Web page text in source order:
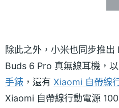
除此之外，小米也同步推出
Buds 6 Pro 真無線耳機，
手錶 ，還有 Xiaomi 自帶線
Xiaomi 自帶線行動電源